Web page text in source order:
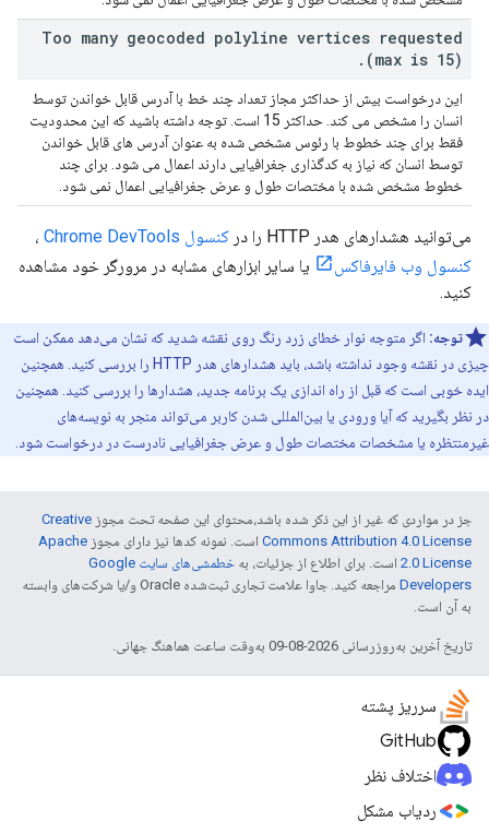
Too many geocoded polyline vertices requested
(max is 15)
.
این درخواست بیش از حداکثر مجاز تعداد چند خط با آدرس قابل خواندن توسط
انسان را مشخص می کند. حداکثر 15 است. توجه داشته باشید که این محدودیت
فقط برای چند خطوط با رئوس مشخص شده به عنوان آدرس های قابل خواندن
توسط انسان که نیاز به کدگذاری جغرافیایی دارند اعمال می شود. برای چند
خطوط مشخص شده با مختصات طول و عرض جغرافیایی اعمال نمی شود.
می‌توانید هشدارهای هدر HTTP را در کنسول Chrome DevTools
،
کنسول وب فایرفاکس
یا سایر ابزارهای مشابه در مرورگر خود مشاهده
کنید.
توجه: اگر متوجه نوار خطای زرد رنگ روی نقشه شدید که نشان می‌دهد ممکن است
چیزی در نقشه وجود نداشته باشد، باید هشدارهای هدر HTTP را بررسی کنید. همچنین
ایده خوبی است که قبل از راه اندازی یک برنامه جدید، هشدارها را بررسی کنید. همچنین
در نظر بگیرید که آیا ورودی یا بین‌المللی شدن کاربر می‌تواند منجر به نویسه‌های
غیرمنتظره یا مشخصات مختصات طول و عرض جغرافیایی نادرست در درخواست شود.
جز در مواردی که غیر از این ذکر شده باشد،‌محتوای این صفحه تحت مجوز Creative
Commons Attribution 4.0 License است. نمونه کدها نیز دارای مجوز Apache
2.0 License است. برای اطلاع از جزئیات، به
خطمشی‌های سایت Google
Developers‏
مراجعه کنید. جاوا علامت تجاری ثبت‌شده Oracle و/یا شرکت‌های وابسته
به آن است.
تاریخ آخرین به‌روزرسانی 2026-08-09 به‌وقت ساعت هماهنگ جهانی.
سرریز پشته
GitHub
اختلاف نظر
ردیاب مشکل